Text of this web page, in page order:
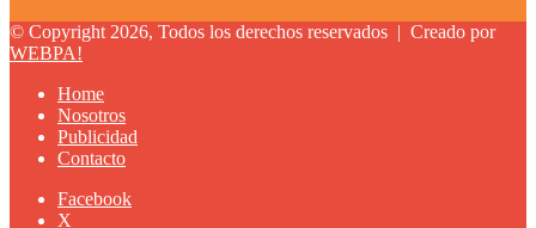
© Copyright 2026, Todos los derechos reservados | Creado por
WEBPA!
Home
Nosotros
Publicidad
Contacto
Facebook
X